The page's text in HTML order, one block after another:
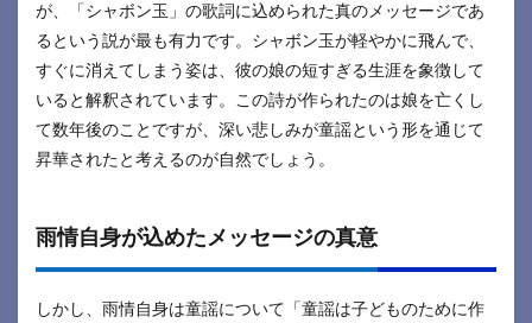
が、「シャボン玉」の歌詞に込められた真のメッセージであ
るという説が最も有力です。シャボン玉が軽やかに飛んで、
すぐに消えてしまう姿は、彼の娘の短すぎる生涯を象徴して
いると解釈されています。この詩が作られたのは娘を亡くし
て数年後のことですが、深い悲しみが童謡という形を通じて
昇華されたと考えるのが自然でしょう。
雨情自身が込めたメッセージの真意
しかし、雨情自身は童謡について「童謡は子どものために作